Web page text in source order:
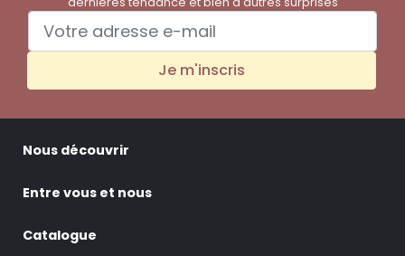
Je m'inscris
Nous découvrir
Entre vous et nous
Catalogue